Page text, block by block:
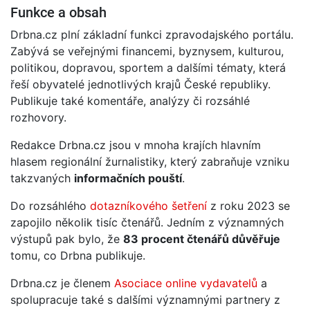
Funkce a obsah
Drbna.cz plní základní funkci zpravodajského portálu.
Zabývá se veřejnými financemi, byznysem, kulturou,
politikou, dopravou, sportem a dalšími tématy, která
řeší obyvatelé jednotlivých krajů České republiky.
Publikuje také komentáře, analýzy či rozsáhlé
rozhovory.
Redakce Drbna.cz jsou v mnoha krajích hlavním
hlasem regionální žurnalistiky, který zabraňuje vzniku
takzvaných informačních pouští.
Do rozsáhlého dotazníkového šetření z roku 2023 se
zapojilo několik tisíc čtenářů. Jedním z významných
výstupů pak bylo, že 83 procent čtenářů důvěřuje
tomu, co Drbna publikuje.
Drbna.cz je členem Asociace online vydavatelů a
spolupracuje také s dalšími významnými partnery z